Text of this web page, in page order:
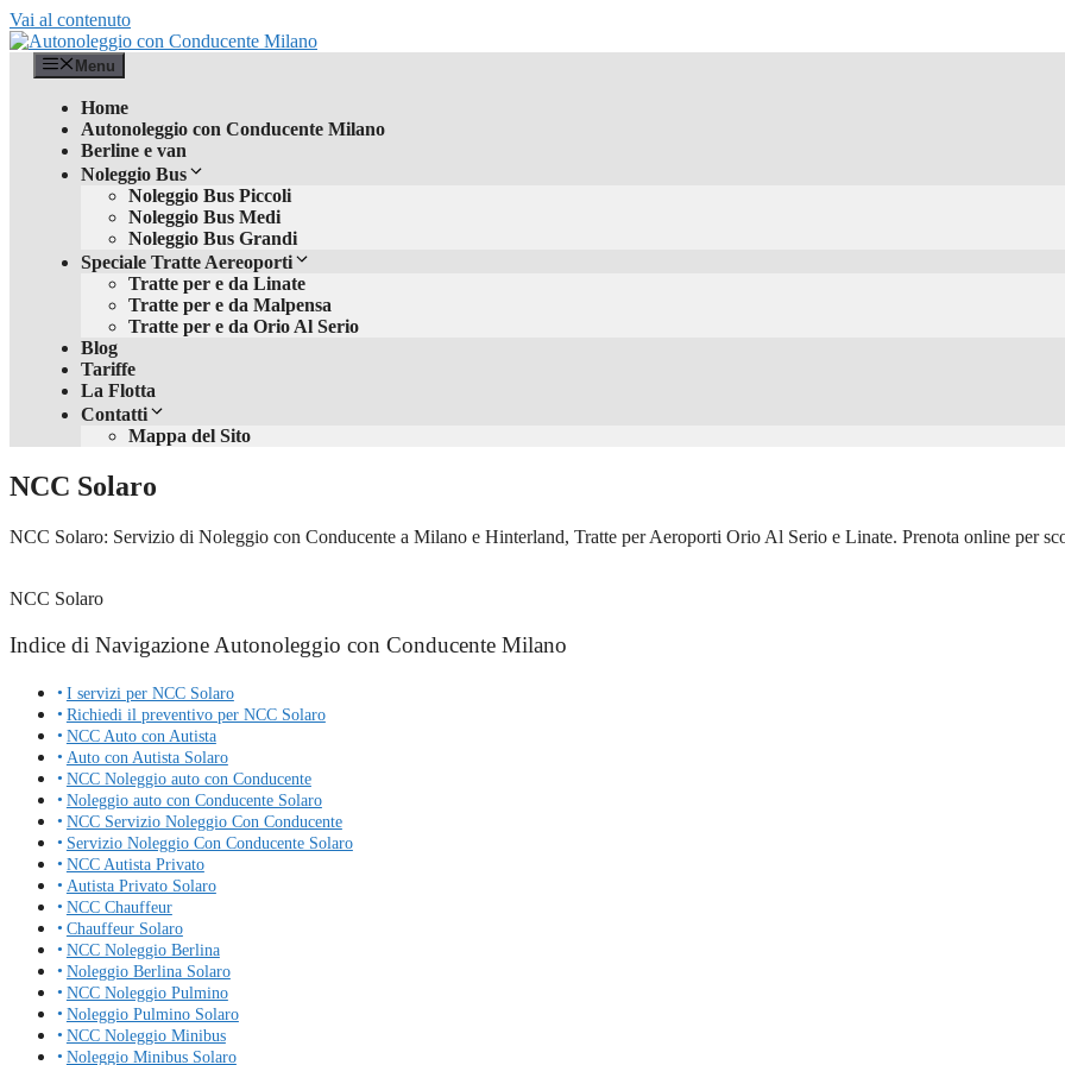
Vai al contenuto
Menu
Home
Autonoleggio con Conducente Milano
Berline e van
Noleggio Bus
Noleggio Bus Piccoli
Noleggio Bus Medi
Noleggio Bus Grandi
Speciale Tratte Aereoporti
Tratte per e da Linate
Tratte per e da Malpensa
Tratte per e da Orio Al Serio
Blog
Tariffe
La Flotta
Contatti
Mappa del Sito
NCC Solaro
NCC Solaro: Servizio di Noleggio con Conducente a Milano e Hinterland, Tratte per Aeroporti Orio Al Serio e Linate. Prenota online per
NCC Solaro
Indice di Navigazione Autonoleggio con Conducente Milano
I servizi per NCC Solaro
Richiedi il preventivo per NCC Solaro
NCC Auto con Autista
Auto con Autista Solaro
NCC Noleggio auto con Conducente
Noleggio auto con Conducente Solaro
NCC Servizio Noleggio Con Conducente
Servizio Noleggio Con Conducente Solaro
NCC Autista Privato
Autista Privato Solaro
NCC Chauffeur
Chauffeur Solaro
NCC Noleggio Berlina
Noleggio Berlina Solaro
NCC Noleggio Pulmino
Noleggio Pulmino Solaro
NCC Noleggio Minibus
Noleggio Minibus Solaro